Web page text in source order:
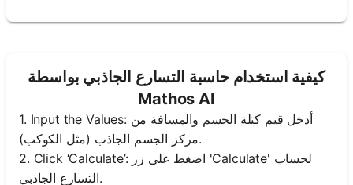
كيفية استخدام حاسبة التسارع الجاذبي بواسطة
Mathos AI
1. Input the Values: أدخل قيم كتلة الجسم والمسافة من
مركز الجسم الجاذب (مثل الكوكب).
2. Click ‘Calculate’: اضغط على زر 'Calculate' لحساب
التسارع الجاذبي.